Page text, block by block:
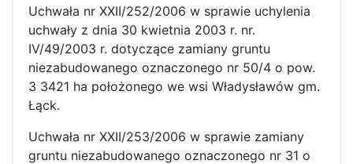
Uchwała nr XXII/252/2006 w sprawie uchylenia
uchwały z dnia 30 kwietnia 2003 r. nr.
IV/49/2003 r. dotyczące zamiany gruntu
niezabudowanego oznaczonego nr 50/4 o pow.
3 3421 ha położonego we wsi Władysławów gm.
Łąck.
Uchwała nr XXII/253/2006 w sprawie zamiany
gruntu niezabudowanego oznaczonego nr 31 o